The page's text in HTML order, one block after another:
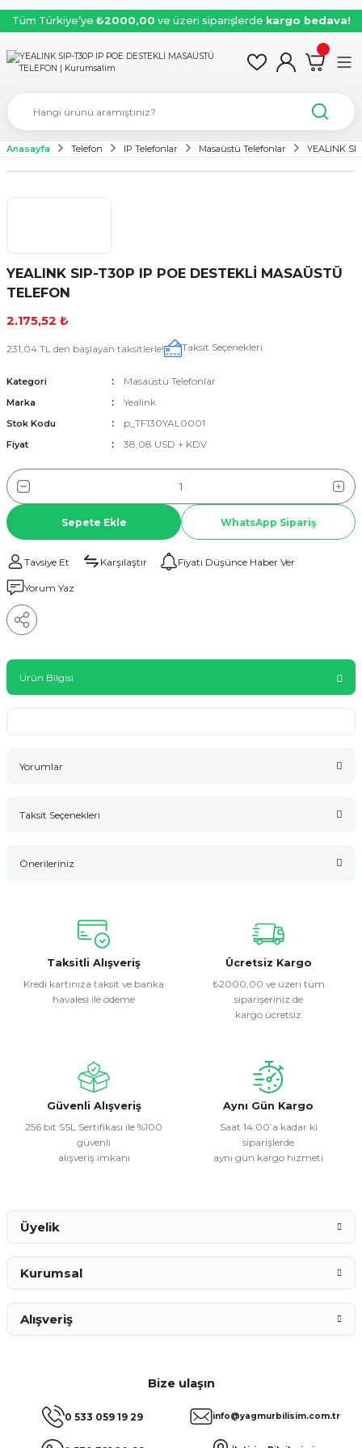
Tüm Türkiye’ye ₺2000,00 ve üzeri siparişlerde kargo bedava!
Anasayfa Telefon IP Telefonlar Masaüstü Telefonlar YEALINK
YEALINK SIP-T30P IP POE DESTEKLİ MASAÜSTÜ
TELEFON
2.175,52 ₺
231,04 TL den başlayan taksitlerle! Taksit Seçenekleri
Kategori Masaüstü Telefonlar
Marka Yealink
Stok Kodu p_TF130YAL0001
Fiyat 38,08 USD + KDV
Sepete Ekle WhatsApp Sipariş
Tavsiye Et Karşılaştır Fiyatı Düşünce Haber Ver
Yorum Yaz
Ürün Bilgisi
Yorumlar
Taksit Seçenekleri
Önerileriniz
konularda yetersiz gördüğünüz noktaları öneri formunu
kullanarak tarafımıza iletebilirsiniz.
Görüş ve önerileriniz için teşekkür ederiz.
Ürün resmi kalitesiz, bozuk veya görüntülenemiyor.
Ürün fiyatı diğer sitelerden daha pahalı.
Bu ürüne benzer farklı alternatifler olmalı.
Taksitli Alışveriş
Kredi kartınıza taksit ve banka
havalesi ile ödeme
Ücretsiz Kargo
₺2000,00 ve üzeri tüm
siparişeriniz de
kargo ücretsiz
Güvenli Alışveriş
256 bit SSL Sertifikası ile %100
güvenli
alışveriş imkanı
Aynı Gün Kargo
Saat 14:00’a kadar ki
siparişlerde
aynı gün kargo hizmeti
Bize ulaşın
0 533 059 19 29 info@yagmurbilisim.com.tr
Üyelik
Kurumsal
Alışveriş